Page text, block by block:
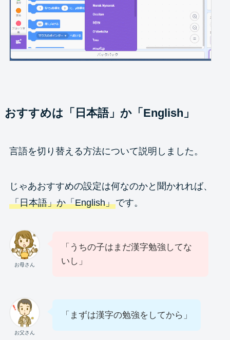
おすすめは「日本語」か「English」
言語を切り替える方法について説明しました。
じゃあおすすめの設定は何なのかと聞かれれば、
「日本語」か「English」です。
お母さん
「うちの子はまだ漢字勉強してな
いし」
お父さん
「まずは漢字の勉強をしてから」